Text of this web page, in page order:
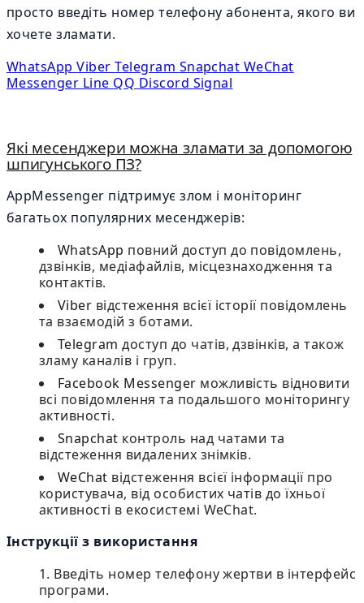
просто введіть номер телефону абонента, якого ви
хочете зламати.
WhatsAppViberTelegram Snapchat WeChat
Messenger Line QQ Discord Signal
Які месенджери можна зламати за допомогою
шпигунського ПЗ?
AppMessenger підтримує злом і моніторинг
багатьох популярних месенджерів:
WhatsApp повний доступ до повідомлень,
дзвінків, медіафайлів, місцезнаходження та
контактів.
Viber відстеження всієї історії повідомлень
та взаємодій з ботами.
Telegram доступ до чатів, дзвінків, а також
зламу каналів і груп.
Facebook Messenger можливість відновити
всі повідомлення та подальшого моніторингу
активності.
Snapchat контроль над чатами та
відстеження видалених знімків.
WeChat відстеження всієї інформації про
користувача, від особистих чатів до їхньої
активності в екосистемі WeChat.
Інструкції з використання
Введіть номер телефону жертви в інтерфейс
програми.